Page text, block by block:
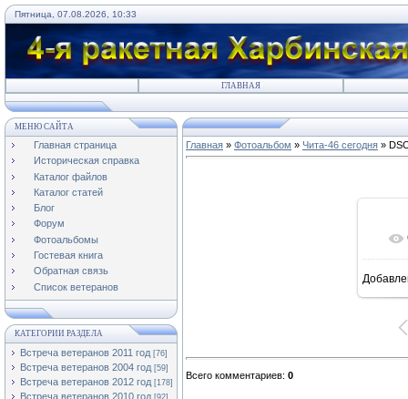
Пятница, 07.08.2026, 10:33
ГЛАВНАЯ
МЕНЮ САЙТА
Главная страница
Историческая справка
Каталог файлов
Каталог статей
Блог
Форум
Фотоальбомы
Гостевая книга
Обратная связь
Список ветеранов
КАТЕГОРИИ РАЗДЕЛА
Встреча ветеранов 2011 год [76]
Встреча ветеранов 2004 год [59]
Встреча ветеранов 2012 год [178]
Встреча ветеранов 2010 год [92]
Главная » Фотоальбом » Чита-46 сегодня »
Всего комментариев: 0